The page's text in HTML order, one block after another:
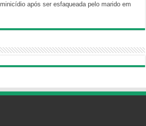
após ser esfaqueada pelo marido em